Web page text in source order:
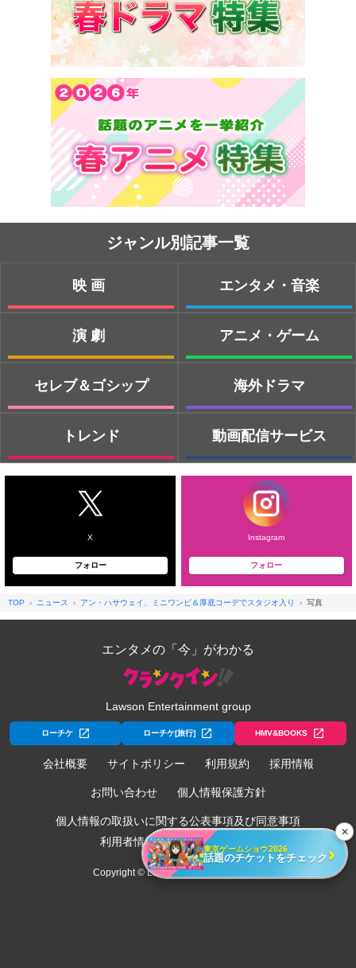
ジャンル別記事一覧
映画
演劇
セレブ＆ゴシップ
トレンド
エンタメ・音楽
アニメ・ゲーム
海外ドラマ
動画配信サービス
X
フォロー
Instagram
フォロー
TOP ニュース アン・ハサウェイ、ミニワンピ＆厚底コーデでスタジオ入り 写真
エンタメの「今」がわかる
Lawson Entertainment group
ローチケ ローチケ[旅行] HMV&BOOKS
会社概要 サイトポリシー 利用規約 採用情報
お問い合わせ 個人情報保護方針
個人情報の取扱いに関する公表事項及び同意事項
利用者情報の外部送信について
Copyright © Lawson Entertainment, Inc.
✕
東京ゲームショウ2026
話題のチケットをチェック ›